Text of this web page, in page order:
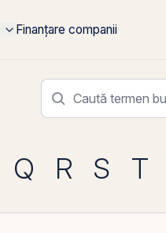
Finanțare companii
Q R S T